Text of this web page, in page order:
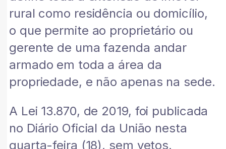
rural como residência ou domicílio,
o que permite ao proprietário ou
gerente de uma fazenda andar
armado em toda a área da
propriedade, e não apenas na sede.
A Lei 13.870, de 2019, foi publicada
no Diário Oficial da União nesta
quarta-feira (18), sem vetos.